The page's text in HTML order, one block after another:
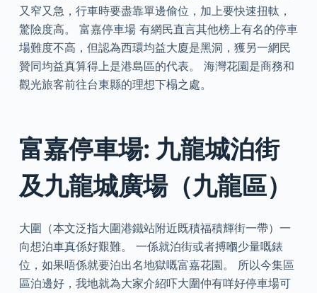
又窄又急，行車時要盡靠單邊偷位，加上要快速扭軚，
驚險度高。 富嘉停車場 有網民直言其他榜上有名的停車
場難度不高，但認為西環均益大廈是黑洞，獲另一網民
贊同均益真算得上是港島區的代表。 海灣花園是商務和
觀光旅客前往台東縣的理想下榻之處。
富嘉停車場: 九龍城泊街
及九龍城廣場（九龍區）
大圍（本文泛指大圍港鐵站附近既積福積輝街一帶）一
向想泊車真係好艱難。 一係就泊街或者搏嗰少量嘅錶
位，如果唔係就要泊出名地獄嘅富嘉花園。 所以今集區
區泊邊好，我地就為大家介紹吓大圍仲有咩好停車場可